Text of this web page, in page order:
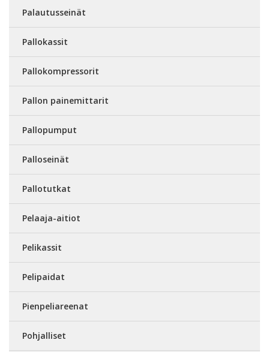
Palautusseinät
Pallokassit
Pallokompressorit
Pallon painemittarit
Pallopumput
Palloseinät
Pallotutkat
Pelaaja-aitiot
Pelikassit
Pelipaidat
Pienpeliareenat
Pohjalliset